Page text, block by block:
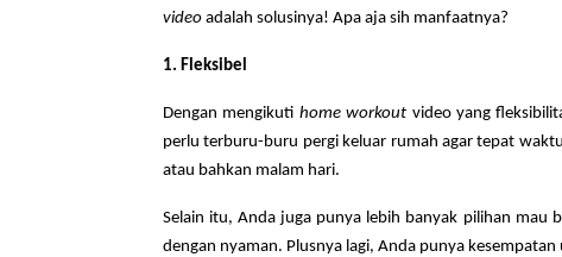
video adalah solusinya! Apa aja sih manfaatnya?
1. Fleksibel
Dengan mengikuti home workout video yang
perlu terburu-buru pergi keluar rumah agar tepat
atau bahkan malam hari.
Selain itu, Anda juga punya lebih banyak pilihan mau
dengan nyaman. Plusnya lagi, Anda punya